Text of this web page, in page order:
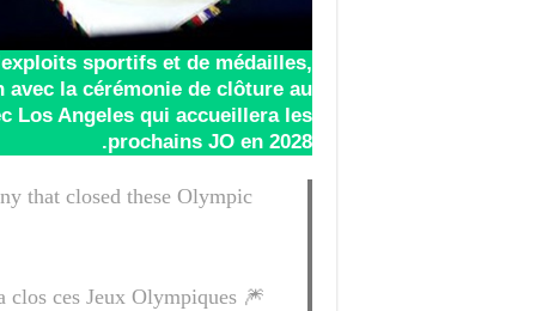
sportifs et de médailles,
la cérémonie de clôture au
Los Angeles qui accueillera les
prochains JO en 2028.
that closed these Olympic
clos ces Jeux Olympiques 🎆